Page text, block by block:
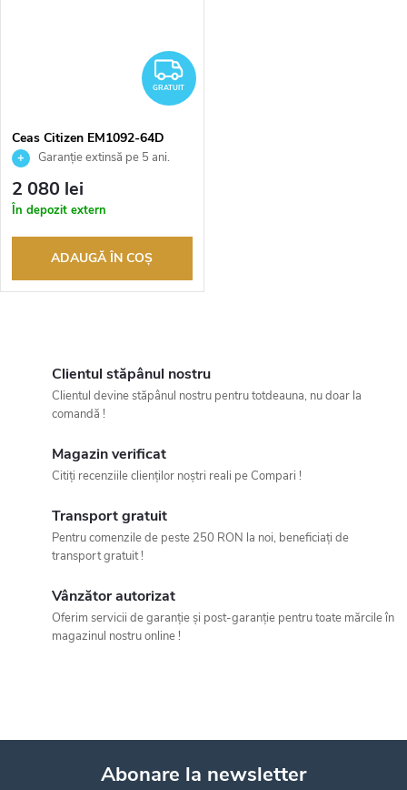
GRATUIT
GRATUIT
Ceas Citizen EM1092-64D
Garanție extinsă pe 5 ani.
Până la 100 de zile pentru
returnarea bunurilor. Vânzător
autorizat
2 080 lei
În depozit extern
ADAUGĂ ÎN COŞ
s
Clientul stăpânul nostru
Clientul devine stăpânul nostru pentru totdeauna, nu doar la
comandă !
Magazin verificat
Citiți recenziile clienților noștri reali pe Compari !
Transport gratuit
Pentru comenzile de peste 250 RON la noi, beneficiați de
transport gratuit !
Vânzător autorizat
Oferim servicii de garanție și post-garanție pentru toate mărcile în
magazinul nostru online !
Abonare la newsletter